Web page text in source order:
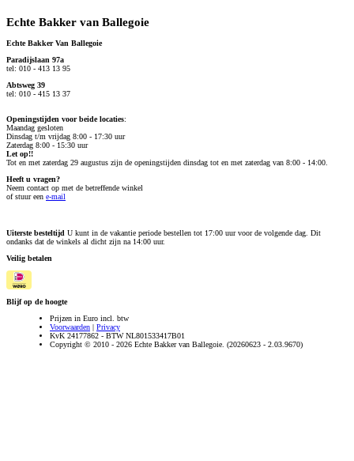
Echte Bakker van Ballegoie
Echte Bakker Van Ballegoie
Paradijslaan 97a
tel: 010 - 413 13 95
Abtsweg 39
tel: 010 - 415 13 37
Openingstijden voor beide locaties:
Maandag gesloten
Dinsdag t/m vrijdag 8:00 - 17:30 uur
Zaterdag 8:00 - 15:30 uur
Let op!!
Tot en met zaterdag 29 augustus zijn de openingstijden dinsdag tot en met zaterdag van 8:00 - 14:00.
Heeft u vragen?
Neem contact op met de betreffende winkel
of stuur een e-mail
Uiterste besteltijd U kunt in de vakantie periode bestellen tot 17:00 uur voor de volgende dag. Dit
ondanks dat de winkels al dicht zijn na 14:00 uur.
Veilig betalen
Blijf op de hoogte
Prijzen in Euro incl. btw
Voorwaarden
Privacy
KvK 24177862 - BTW NL801533417B01
Copyright © 2010 - 2026 Echte Bakker van Ballegoie. (20260623 - 2.03.9670)